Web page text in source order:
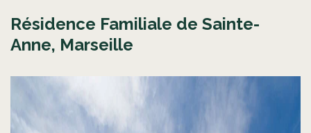
Résidence Familiale de Sainte-
Anne, Marseille